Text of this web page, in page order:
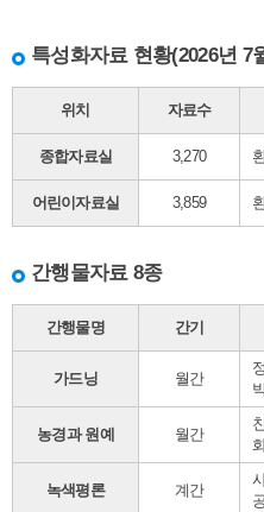
특성화자료 현황(2026년 7
위치 자료수
종합자료실 3,270
어린이자료실 3,859
간행물자료 8종
간행물명 간기
가드닝 월간
농경과 원예 월간
녹색평론 계간